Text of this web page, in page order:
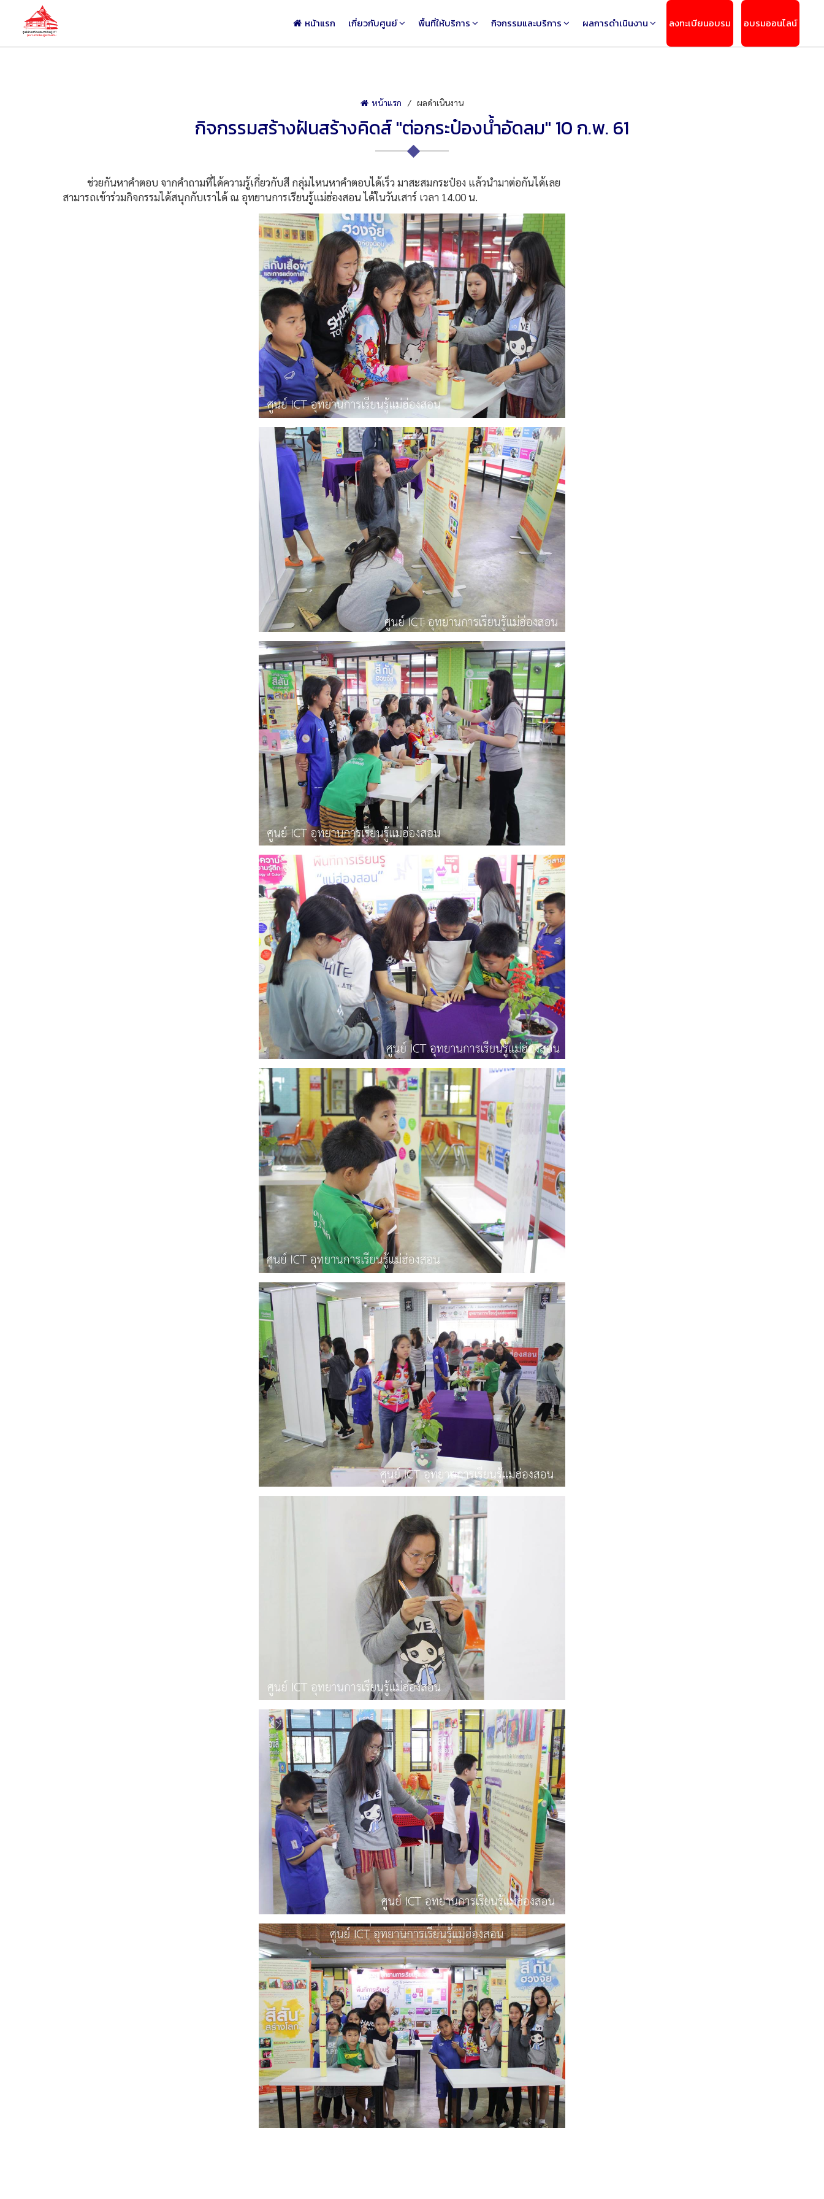
หน้าแรก เกี่ยวกับศูนย์ พื้นที่ให้บริการ กิจกรรมและบริการ ผลการดำเนินงาน ลงทะเบียนอบรม อบรมออนไลน์
หน้าแรก ผลดำเนินงาน
กิจกรรมสร้างฝันสร้างคิดส์ "ต่อกระป๋องน้ำอัดลม" 10 ก.พ. 61
ช่วยกันหาคำตอบ จากคำถามที่ได้ความรู้เกี่ยวกับสี กลุ่มไหนหาคำตอบได้เร็ว มาสะสมกระป๋อง แล้วนำมาต่อกันได้เลย
สามารถเข้าร่วมกิจกรรมได้สนุกกับเราได้ ณ อุทยานการเรียนรู้แม่ฮ่องสอน ได้ในวันเสาร์ เวลา 14.00 น.